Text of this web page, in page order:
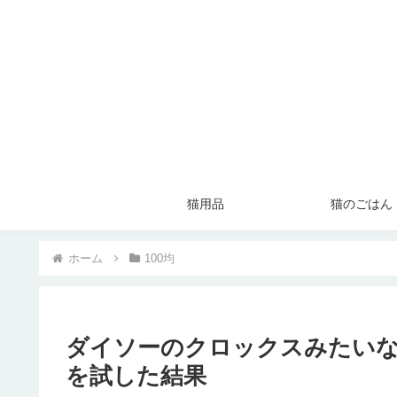
猫用品 猫のごはん
ホーム 100均
ダイソーのクロックスみたい
を試した結果